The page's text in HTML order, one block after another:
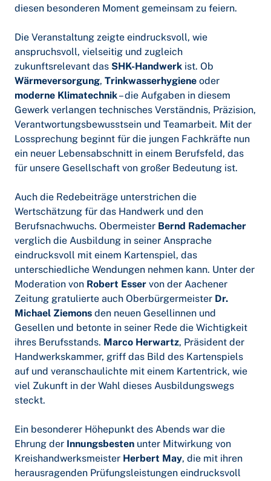
diesen besonderen Moment gemeinsam zu feiern.
Die Veranstaltung zeigte eindrucksvoll, wie
anspruchsvoll, vielseitig und zugleich
zukunftsrelevant das SHK-Handwerk ist. Ob
Wärmeversorgung, Trinkwasserhygiene oder
moderne Klimatechnik– die Aufgaben in diesem
Gewerk verlangen technisches Verständnis, Präzision,
Verantwortungsbewusstsein und Teamarbeit. Mit der
Lossprechung beginnt für die jungen Fachkräfte nun
ein neuer Lebensabschnitt in einem Berufsfeld, das
für unsere Gesellschaft von großer Bedeutung ist.
Auch die Redebeiträge unterstrichen die
Wertschätzung für das Handwerk und den
Berufsnachwuchs. Obermeister Bernd Rademacher
verglich die Ausbildung in seiner Ansprache
eindrucksvoll mit einem Kartenspiel, das
unterschiedliche Wendungen nehmen kann. Unter der
Moderation von Robert Esser von der Aachener
Zeitung gratulierte auch Oberbürgermeister Dr.
Michael Ziemons den neuen Gesellinnen und
Gesellen und betonte in seiner Rede die Wichtigkeit
ihres Berufsstands. Marco Herwartz, Präsident der
Handwerkskammer, griff das Bild des Kartenspiels
auf und veranschaulichte mit einem Kartentrick, wie
viel Zukunft in der Wahl dieses Ausbildungswegs
steckt.
Ein besonderer Höhepunkt des Abends war die
Ehrung der Innungsbesten unter Mitwirkung von
Kreishandwerksmeister Herbert May, die mit ihren
herausragenden Prüfungsleistungen eindrucksvoll